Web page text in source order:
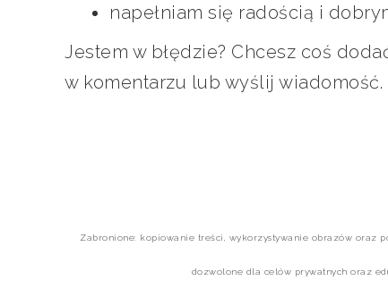
napełniam się radością i
Jestem w błędzie? Chcesz coś
w komentarzu lub wyślij wiadomość.
Zabronione: kopiowanie treści, wykorzystywanie obrazów oraz
dozwolone dla celów prywatnych oraz